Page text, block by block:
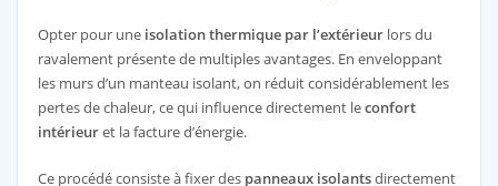
Opter pour une isolation thermique par l’extérieurlors du
ravalement présente de multiples avantages. En enveloppant
les murs d’un manteau isolant, on réduit considérablement les
pertes de chaleur, ce qui influence directement leconfort
intérieuret la facture d’énergie.
Ce procédé consiste à fixer des panneaux isolantsdirectement